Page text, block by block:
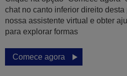
chat no canto inferior direito
nossa assistente virtual e obter
para explorar formas
Comece agora